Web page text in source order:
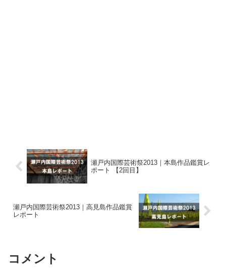
瀬戸内国際芸術祭2013｜本島作品鑑賞レ
ポート 【2回目】
瀬戸内国際芸術祭2013｜高見島作品鑑賞
レポート
コメント